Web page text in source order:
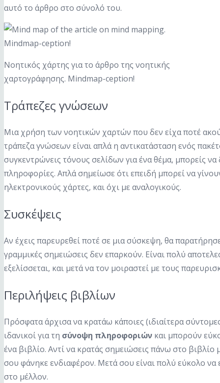
αυτό το άρθρο στο σύνολό του.
Νοητικός χάρτης για το άρθρο της νοητικής
χαρτογράφησης. Mindmap-ception!
Τράπεζες γνώσεων
Μια χρήση των νοητικών χαρτών που δεν είχα ποτέ
τράπεζα γνώσεων είναι απλά η αντικατάσταση ενός
συγκεντρώνεις τόνους σελίδων για ένα θέμα, μπορείς
πληροφορίες. Απλά σημείωσε ότι επειδή μπορεί να
ηλεκτρονικούς χάρτες, και όχι με αναλογικούς.
Συσκέψεις
Αν έχεις παρευρεθεί ποτέ σε μια σύσκεψη, θα
γραμμικές σημειώσεις δεν επαρκούν. Είναι πολύ
εξελίσσεται, και μετά να τον μοιραστεί με τους
Περιλήψεις βιβλίων
Πρόσφατα άρχισα να κρατάω κάποιες (ιδιαίτερα
ιδανικοί για τη σύνοψη πληροφοριών και μπορούν
ένα βιβλίο. Αντί να κρατάς σημειώσεις πάνω στο βιβλίο
σου φάνηκε ενδιαφέρον. Μετά σου είναι πολύ εύκολο να
στο μέλλον.